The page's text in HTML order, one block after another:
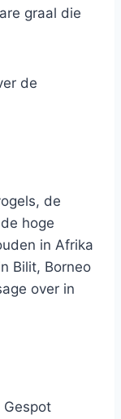
graal die
de
de
hoge
in Afrika
Bilit, Borneo
over in
Gespot